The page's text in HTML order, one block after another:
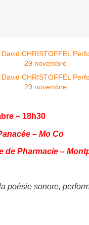
– 18h30
– Mo Co
de Pharmacie –
poésie sonore,